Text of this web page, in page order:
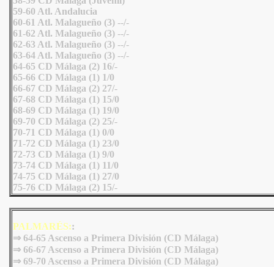
59-60 Atl. Andalucia
60-61 Atl. Malagueño (3) --/-
61-62 Atl. Malagueño (3) --/-
62-63 Atl. Malagueño (3) --/-
63-64 Atl. Malagueño (3) --/-
64-65 CD Málaga (2) 16/-
65-66 CD Málaga (1) 1/0
66-67 CD Málaga (2) 27/-
67-68 CD Málaga (1) 15/0
68-69 CD Málaga (1) 19/0
69-70 CD Málaga (2) 25/-
70-71 CD Málaga (1) 0/0
71-72 CD Málaga (1) 23/0
72-73 CD Málaga (1) 9/0
73-74 CD Málaga (1) 11/0
74-75 CD Málaga (1) 27/0
75-76 CD Málaga (2) 15/-
PALMARÉS::
⇒ 64-65 Ascenso a Primera División (CD Málaga)
⇒ 66-67 Ascenso a Primera División (CD Málaga)
⇒ 69-70 Ascenso a Primera División (CD Málaga)